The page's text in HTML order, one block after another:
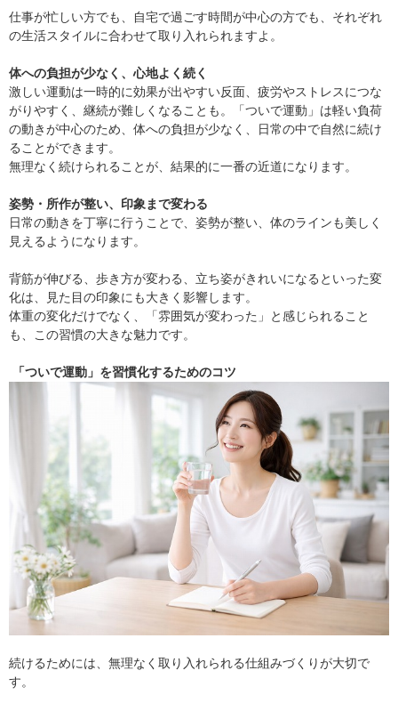
仕事が忙しい方でも、自宅で過ごす時間が中心の方でも、それぞれ
の生活スタイルに合わせて取り入れられますよ。
体への負担が少なく、心地よく続く
激しい運動は一時的に効果が出やすい反面、疲労やストレスにつな
がりやすく、継続が難しくなることも。「ついで運動」は軽い負荷
の動きが中心のため、体への負担が少なく、日常の中で自然に続け
ることができます。
無理なく続けられることが、結果的に一番の近道になります。
姿勢・所作が整い、印象まで変わる
日常の動きを丁寧に行うことで、姿勢が整い、体のラインも美しく
見えるようになります。
背筋が伸びる、歩き方が変わる、立ち姿がきれいになるといった変
化は、見た目の印象にも大きく影響します。
体重の変化だけでなく、「雰囲気が変わった」と感じられること
も、この習慣の大きな魅力です。
「ついで運動」を習慣化するためのコツ
続けるためには、無理なく取り入れられる仕組みづくりが大切で
す。